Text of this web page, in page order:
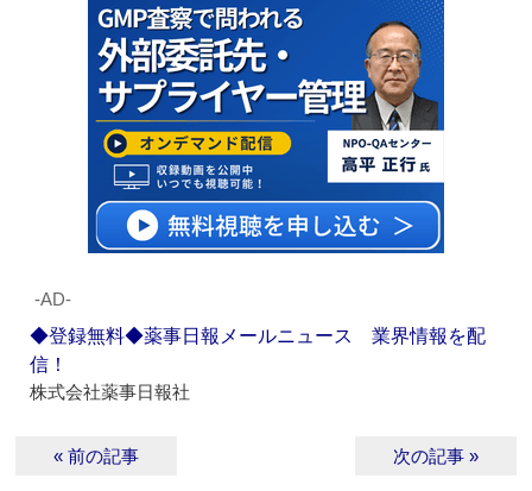
‐AD‐
◆登録無料◆薬事日報メールニュース 業界情報を配
信！
株式会社薬事日報社
« 前の記事 次の記事 »